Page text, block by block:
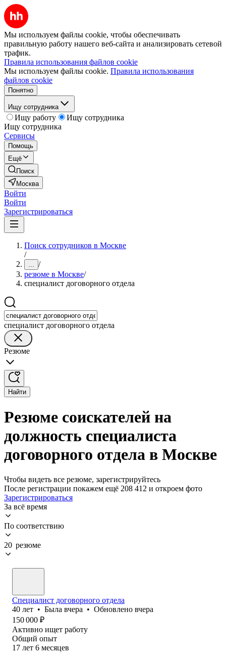
Мы используем файлы cookie, чтобы обеспечивать
правильную работу нашего веб-сайта и анализировать сетевой
трафик.
Правила использования файлов cookie
Мы используем файлы cookie. Правила использования
файлов cookie
Понятно
Ищу сотрудника
Ищу работу
Ищу сотрудника
Ищу сотрудника
Сервисы
Помощь
Ещё
Поиск
Москва
Войти
Войти
Зарегистрироваться
Поиск сотрудников в Москве
/
... /
резюме в Москве/
специалист договорного отдела
специалист договорного отдела
Резюме
Найти
Резюме соискателей на
должность специалиста
договорного отдела в Москве
Чтобы видеть все резюме, зарегистрируйтесь
После регистрации покажем ещё 208 412 и откроем фото
Зарегистрироваться
За всё время
По соответствию
20 резюме
Специалист договорного отдела
40 лет • Была вчера • Обновлено вчера
150 000 ₽
Активно ищет работу
Общий опыт
17 лет 6 месяцев